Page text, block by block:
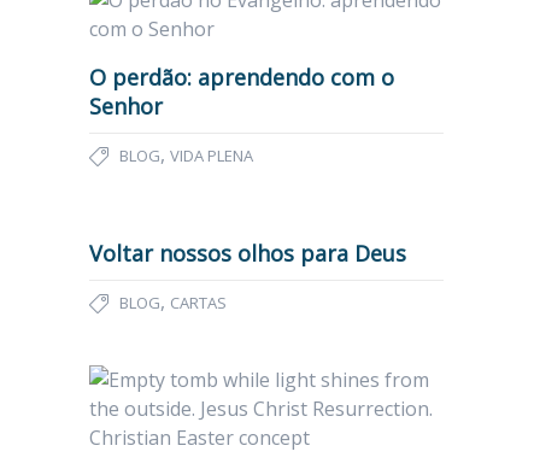
O perdão: aprendendo com o
Senhor
BLOG, VIDA PLENA
Voltar nossos olhos para Deus
BLOG, CARTAS